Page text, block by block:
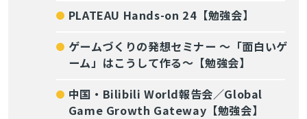
PLATEAU Hands-on 24【勉強会】
ゲームづくりの発想セミナー ～「面白いゲ
ーム」はこうして作る～【勉強会】
中国・Bilibili World報告会／Global
Game Growth Gateway【勉強会】